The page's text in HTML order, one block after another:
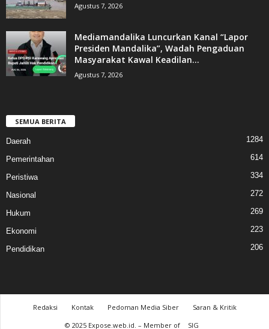
Agustus 7, 2026
Mediamandalika Luncurkan Kanal “Lapor
Presiden Mandalika”, Wadah Pengaduan
Masyarakat Kawal Keadilan...
Agustus 7, 2026
SEMUA BERITA
Daerah 1284
Pemerintahan 614
Peristiwa 334
Nasional 272
Hukum 269
Ekonomi 223
Pendidikan 206
Redaksi Kontak Pedoman Media Siber
Saran & Kritik
© 2025 Expose.web.id. – Member of
SIG